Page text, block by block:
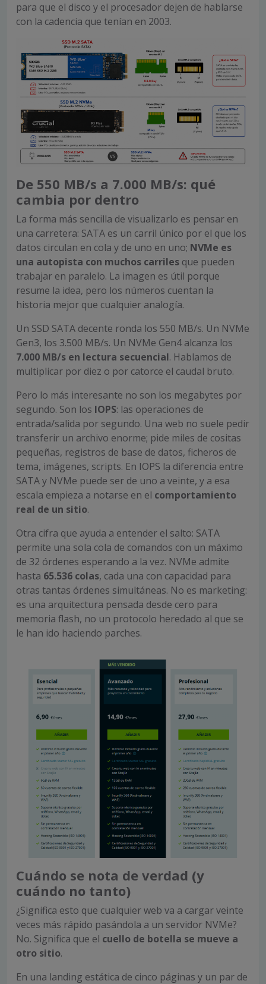
para que el disco y el procesador dejen de hablarse
con la cadencia que tenían en 2003.
De 550 MB/s a 7.000 MB/s: qué
cambia por dentro
La forma más sencilla de visualizarlo es pensar en
una carretera: SATA es un carril único por el que los
datos circulan en cola y de uno en uno; NVMe es
una autopista con muchos carriles que pueden
trabajar en paralelo. La imagen es útil porque
resume la idea, pero los números cuentan la
historia mejor que cualquier analogía.
Un SSD SATA decente ronda los 550 MB/s. Un NVMe
Gen3, los 3.500 MB/s. Un NVMe Gen4 alcanza los
7.000 MB/s en lectura secuencial. Hablamos de
multiplicar por diez o por catorce el caudal bruto.
Pero lo más interesante no son los megabytes por
segundo. Son los IOPS: las operaciones de
entrada/salida por segundo. Una web no suele pedir
transferir un archivo enorme; pide miles de cositas
pequeñas, registros de base de datos, ficheros de
tema, imágenes, scripts. En IOPS la diferencia entre
SATA y NVMe puede ser de uno a veinte, y a esa
escala empieza a notarse en el comportamiento
real de un sitio.
Otra cifra que ayuda a entender el salto: SATA
permite una sola cola de comandos con un máximo
de 32 órdenes esperando a la vez. NVMe admite
hasta 65.536 colas, cada una con capacidad para
otras tantas órdenes simultáneas. No es marketing:
es una arquitectura pensada desde cero para
memoria flash, no un protocolo heredado al que se
le han ido haciendo parches.
Cuándo se nota de verdad (y
cuándo no tanto)
¿Significa esto que cualquier web va a cargar veinte
veces más rápido pasándola a un servidor NVMe?
No. Significa que el cuello de botella se mueve a
otro sitio.
En una landing estática de cinco páginas y un par de